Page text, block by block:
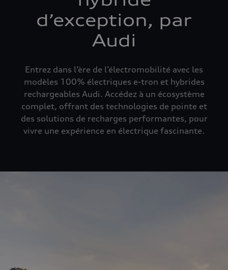
d’exception, par
Audi
Entrez dans l’ère de l’électromobilité avec les
modèles 100% électriques e-tron et hybrides
rechargeables Audi. Accédez à un écosystème
complet, offrant des technologies de pointe et
des solutions de recharges performantes, pour
vivre une expérience en électrique fascinante.